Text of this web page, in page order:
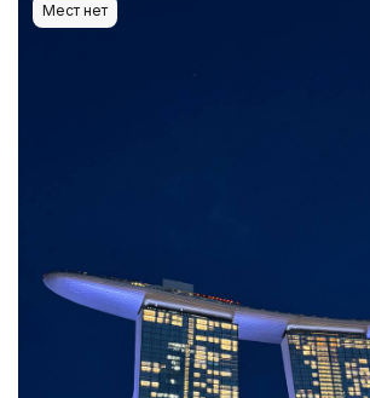
Мест нет